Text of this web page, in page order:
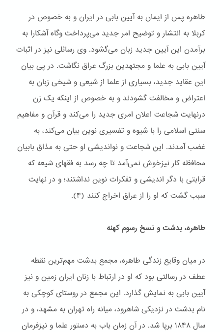
طاهره پس از ایمان به آیین بابی در ایران و به خصوص در
کربلا به انتشار و توضیح امر جدید می‌پرداخت و‌گاه آشکارا به
برآمدن این آیین جدید زبان می‌گشود. وی رسائلی نیز در اثبات
آیین بابی به علما و مجتهدین بزرگ عراق نگاشت. در پی بیان
این عقاید جدید، بسیاری از علما از شیعی و شیخی زبان به
اعتراض و مخالفت گشودند و به خصوص از اینکه یک زن
در‌‌نهایت شجاعت اعلان امری جدید را می‌کند و قرآن و مفاهیم
سنتی اسلامی را با شیوه و تفسیری نوین بیان می‌کند، به
غضب آمدند. این شجاعت و نواندیشی او حتی به مذاق بابیان
محافظه کار نیزخوش نمی‌آمد تا چه رسد به فقهای شیعه که
قرابتی با دگر اندیشی و تفکرات نوین نداشتند؛ و در ‌‌نهایت
سبب گشت که او را از عراق اخراج کنند (۴).
طاهره، بدشت و نسخ رسوم کهنه
در میان وقایع زندگی طاهره، مجمع بدشت مهم‌ترین نقطه
عطف در رسالتی بود که او در ارتباط با زنان ایران زمین و نیز
آیین بابی به نمایش گذارد. این مجمع در روستای کوچکی به
نام بدشت در نزدیکی شاهرود، میانه راه تهران به مشهد، و در
سال ۱۸۴۸ برپا شد. در آن زمان باب به دستور علما و نیزفرمان